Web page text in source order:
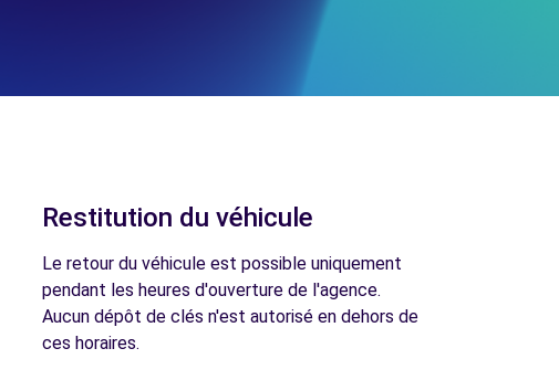
Restitution du véhicule
Le retour du véhicule est possible uniquement
pendant les heures d'ouverture de l'agence.
Aucun dépôt de clés n'est autorisé en dehors de
ces horaires.